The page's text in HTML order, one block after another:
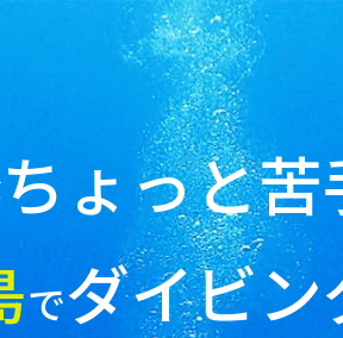
ちょっと
でダイビン